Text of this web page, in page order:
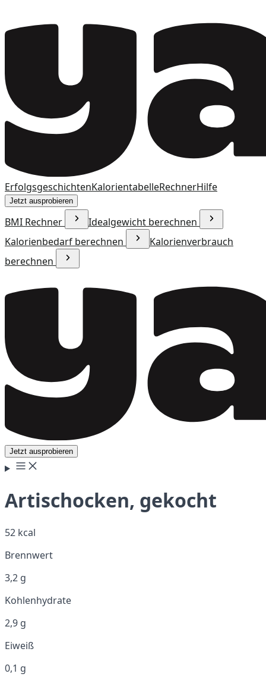
ErfolgsgeschichtenKalorientabelleRechnerHilfe
Jetzt ausprobieren
BMI Rechner
Idealgewicht berechnen
Kalorienbedarf berechnen
Kalorienverbrauch
berechnen
Jetzt ausprobieren
Artischocken, gekocht
52 kcal
Brennwert
3,2 g
Kohlenhydrate
2,9 g
Eiweiß
0,1 g